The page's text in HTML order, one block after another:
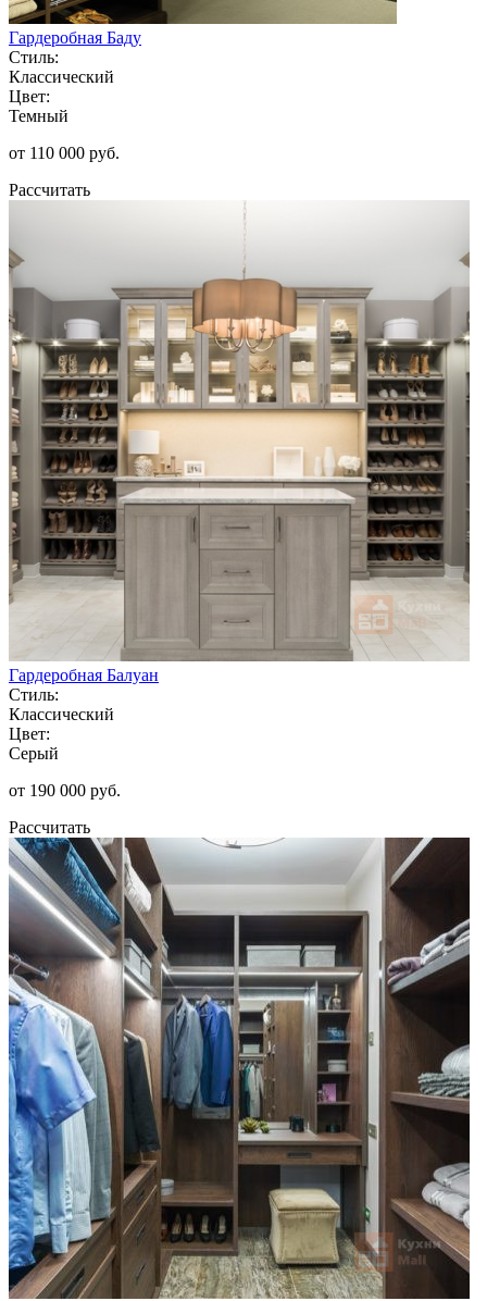
Гардеробная Баду
Стиль:
Классический
Цвет:
Темный
от 110 000 руб.
Рассчитать
Гардеробная Балуан
Стиль:
Классический
Цвет:
Серый
от 190 000 руб.
Рассчитать